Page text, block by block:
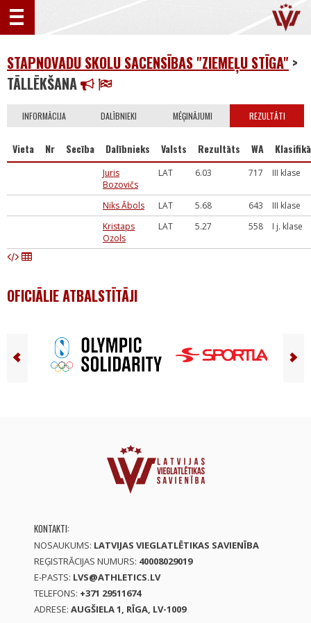
STAPNOVADU SKOLU SACENSĪBAS "ZIEMEĻU STĪGA" >
TĀLLĒKŠANA
INFORMĀCIJA DALĪBNIEKI MĒĢINĀJUMI REZULTĀTI
Vieta Nr Secība Dalībnieks Valsts Rezultāts WA
Juris
Bozovičs
LAT 6.03 717 III klase
Niks Ābols LAT 5.68 643
III klase
Kristaps
Ozols
LAT 5.27 558 I j. klase
OFICIĀLIE ATBALSTĪTĀJI
KONTAKTI:
NOSAUKUMS: LATVIJAS VIEGLATLĒTIKAS SAVIENĪBA
REĢISTRĀCIJAS NUMURS: 40008029019
E-PASTS: LVS@ATHLETICS.LV
TELEFONS: +371 29511674
ADRESE: AUGŠIELA 1, RĪGA, LV-1009